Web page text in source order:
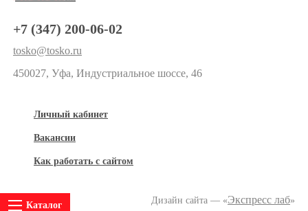
+7 (347) 200-06-02
tosko@tosko.ru
450027, Уфа, Индустриальное шоссе, 46
Личный кабинет
Вакансии
Как работать с сайтом
Дизайн сайта — «Экспресс лаб»
Каталог